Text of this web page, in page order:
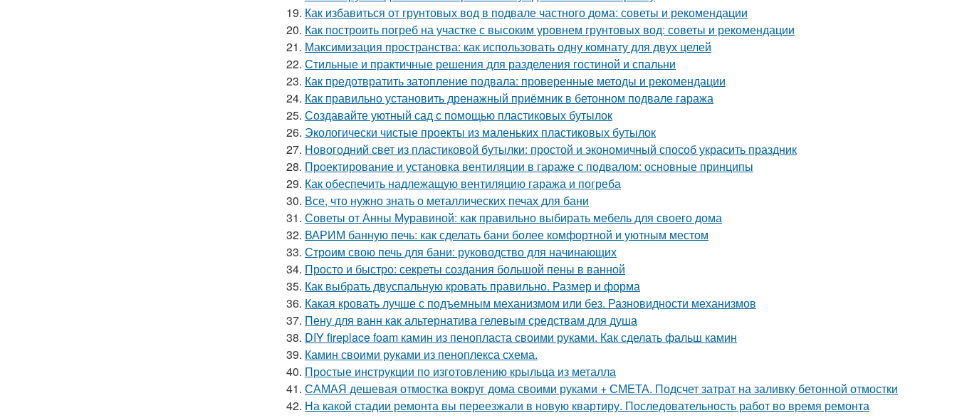
19. Как избавиться от грунтовых вод в подвале частного дома: советы и рекомендации
20. Как построить погреб на участке с высоким уровнем грунтовых вод: советы и рекомендации
21. Максимизация пространства: как использовать одну комнату для двух целей
22. Стильные и практичные решения для разделения гостиной и спальни
23. Как предотвратить затопление подвала: проверенные методы и рекомендации
24. Как правильно установить дренажный приёмник в бетонном подвале гаража
25. Создавайте уютный сад с помощью пластиковых бутылок
26. Экологически чистые проекты из маленьких пластиковых бутылок
27. Новогодний свет из пластиковой бутылки: простой и экономичный способ украсить праздник
28. Проектирование и установка вентиляции в гараже с подвалом: основные принципы
29. Как обеспечить надлежащую вентиляцию гаража и погреба
30. Все, что нужно знать о металлических печах для бани
31. Советы от Анны Муравиной: как правильно выбирать мебель для своего дома
32. ВАРИМ банную печь: как сделать бани более комфортной и уютным местом
33. Строим свою печь для бани: руководство для начинающих
34. Просто и быстро: секреты создания большой пены в ванной
35. Как выбрать двуспальную кровать правильно. Размер и форма
36. Какая кровать лучше с подъемным механизмом или без. Разновидности механизмов
37. Пену для ванн как альтернатива гелевым средствам для душа
38. DIY fireplace foam камин из пенопласта своими руками. Как сделать фальш камин
39. Камин своими руками из пеноплекса схема.
40. Простые инструкции по изготовлению крыльца из металла
41. САМАЯ дешевая отмостка вокруг дома своими руками + СМЕТА. Подсчет затрат на заливку бетонной отмостки
42. На какой стадии ремонта вы переезжали в новую квартиру. Последовательность работ во время ремонта